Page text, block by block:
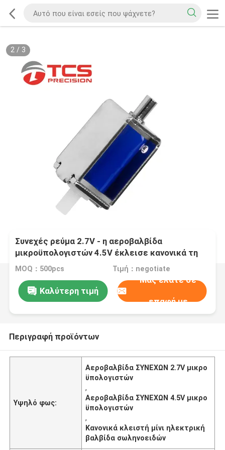
2/ 3
Συνεχές ρεύμα 2.7V - η αεροβαλβίδα
μικροϋπολογιστών 4.5V έκλεισε κανονικά τη
μίνι ηλεκτρική βαλβίδα σωληνοειδών
MOQ：500pcs Τιμή：negotiate
Καλύτερη τιμή
Μας ελάτε σε
επαφή με
Περιγραφή προϊόντων
Υψηλό φως:
Αεροβαλβίδα ΣΥΝΕΧΩΝ 2.7V μικρο
ϋπολογιστών
,
Αεροβαλβίδα ΣΥΝΕΧΩΝ 4.5V μικρο
ϋπολογιστών
,
Κανονικά κλειστή μίνι ηλεκτρική
βαλβίδα σωληνοειδών